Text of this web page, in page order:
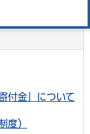
付金」について
度）